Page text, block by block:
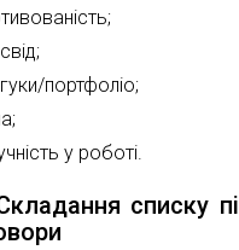
портфоліо;
у роботі.
списку